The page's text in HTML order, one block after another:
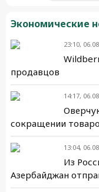
Экономические
23:10,
продавцов
14:17,
сокращении
13:04,
Из
Азербайджан